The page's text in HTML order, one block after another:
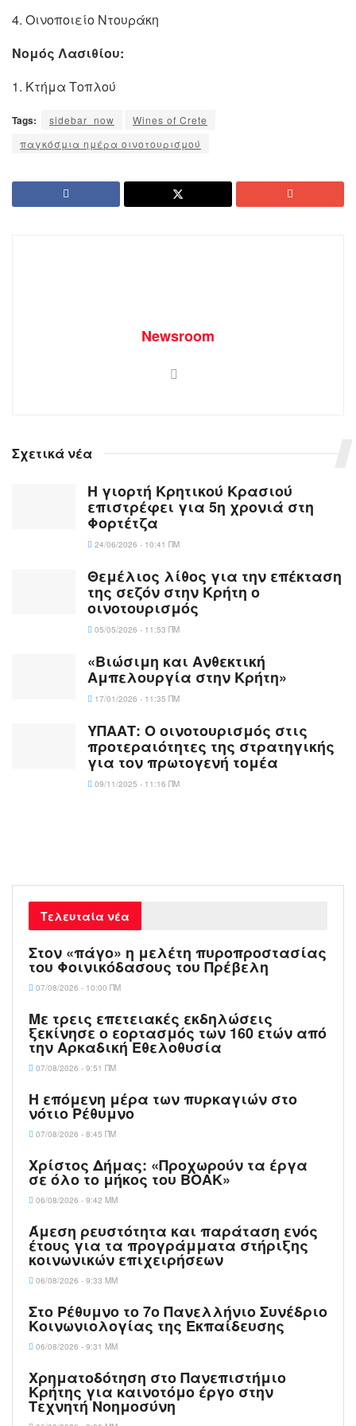
4. Οινοποιείο Ντουράκη
Νομός Λασιθίου:
1. Κτήμα Τοπλού
Tags: sidebar_now
Wines of Crete
παγκόσμια ημέρα οινοτουρισμού
Newsroom
Σχετικά νέα
Η γιορτή Κρητικού Κρασιού
επιστρέφει για 5η χρονιά στη
Φορτέτζα
24/06/2026 - 10:41 ΠΜ
Θεμέλιος λίθος για την επέκταση
της σεζόν στην Κρήτη ο
οινοτουρισμός
05/05/2026 - 11:53 ΠΜ
«Βιώσιμη και Ανθεκτική
Αμπελουργία στην Κρήτη»
17/01/2026 - 11:35 ΠΜ
ΥΠΑΑΤ: Ο οινοτουρισμός στις
προτεραιότητες της στρατηγικής
για τον πρωτογενή τομέα
09/11/2025 - 11:16 ΠΜ
Τελευταία νέα
Στον «πάγο» η μελέτη πυροπροστασίας
του Φοινικόδασους του Πρέβελη
07/08/2026 - 10:00 ΠΜ
Με τρεις επετειακές εκδηλώσεις
ξεκίνησε ο εορτασμός των 160 ετών από
την Αρκαδική Εθελοθυσία
07/08/2026 - 9:51 ΠΜ
Η επόμενη μέρα των πυρκαγιών στο
νότιο Ρέθυμνο
07/08/2026 - 8:45 ΠΜ
Χρίστος Δήμας: «Προχωρούν τα έργα
σε όλο το μήκος του ΒΟΑΚ»
06/08/2026 - 9:42 ΜΜ
Άμεση ρευστότητα και παράταση ενός
έτους για τα προγράμματα στήριξης
κοινωνικών επιχειρήσεων
06/08/2026 - 9:33 ΜΜ
Στο Ρέθυμνο το 7ο Πανελλήνιο Συνέδριο
Κοινωνιολογίας της Εκπαίδευσης
06/08/2026 - 9:31 ΜΜ
Χρηματοδότηση στο Πανεπιστήμιο
Κρήτης για καινοτόμο έργο στην
Τεχνητή Νοημοσύνη